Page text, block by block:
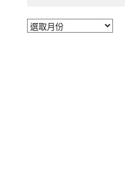
彙